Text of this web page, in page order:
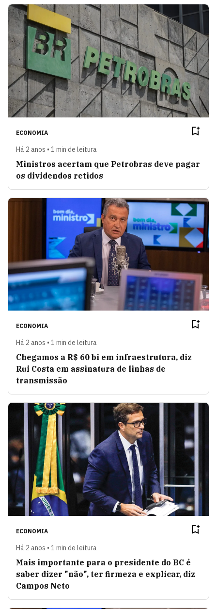
ECONOMIA
Há 2 anos • 1 min de leitura
Ministros acertam que Petrobras deve pagar
os dividendos retidos
ECONOMIA
Há 2 anos • 1 min de leitura
Chegamos a R$ 60 bi em infraestrutura, diz
Rui Costa em assinatura de linhas de
transmissão
ECONOMIA
Há 2 anos • 1 min de leitura
Mais importante para o presidente do BC é
saber dizer "não", ter firmeza e explicar, diz
Campos Neto